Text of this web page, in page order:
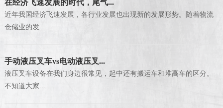
在经济飞速发展的时代，尾气...
近年我国经济飞速发展，各行业发展也出现新的发展形势。随着物流
仓储业的发...
手动液压叉车vs电动液压叉...
液压叉车设备在我们身边很常见，起中还有搬运车和堆高车的区分。
不知道大家...